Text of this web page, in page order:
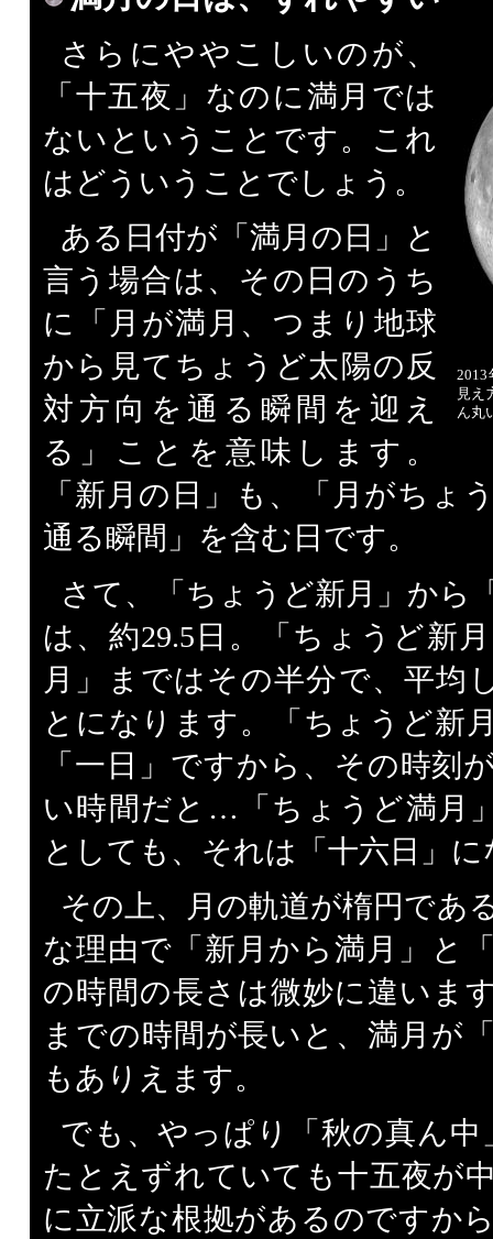
2013
見え
ん丸
さらにややこしいのが、
「十五夜」なのに満月では
ないということです。これ
はどういうことでしょう。
ある日付が「満月の日」と
言う場合は、その日のうち
に「月が満月、つまり地球
から見てちょうど太陽の反
対方向を通る瞬間を迎え
る」ことを意味します。
「新月の日」も、「月がちょ
通る瞬間」を含む日です。
さて、「ちょうど新月」から
は、約29.5日。「ちょうど新
月」まではその半分で、平均
とになります。「ちょうど新
「一日」ですから、その時刻
い時間だと…「ちょうど満月
としても、それは「十六日」
その上、月の軌道が楕円であ
な理由で「新月から満月」と
の時間の長さは微妙に違いま
までの時間が長いと、満月が
もありえます。
でも、やっぱり「秋の真ん中
たとえずれていても十五夜が
に立派な根拠があるのですか